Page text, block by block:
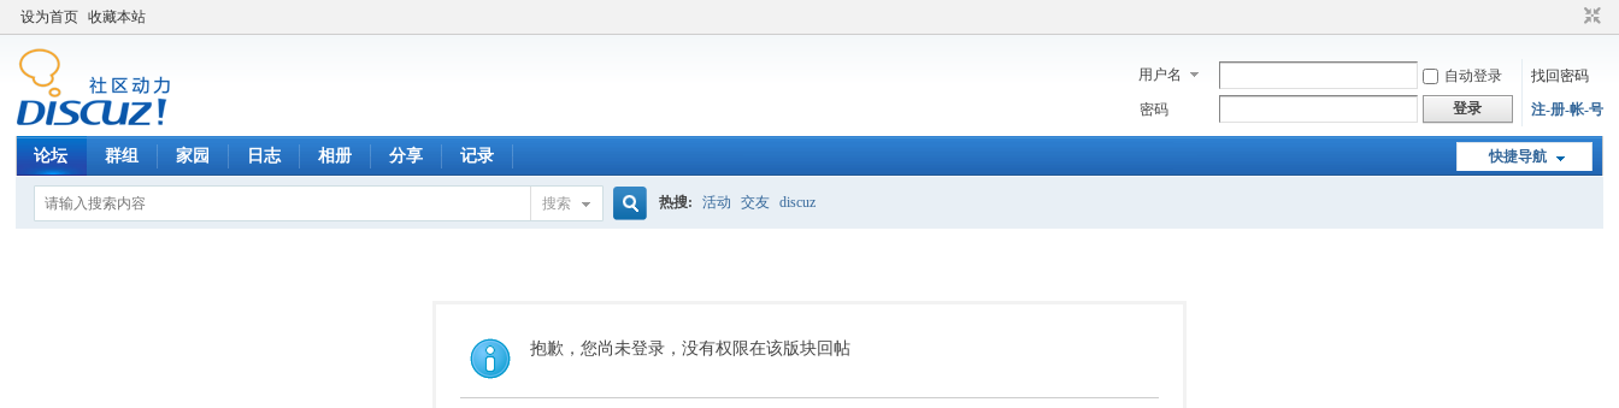
设为首页 收藏本站
用户名 自动登录
找回密码
密码
登录 注-册-帐-号
快捷导航
论坛 群组 家园 日志 相册 分享 记录
搜索
索
热搜: 活动 交友 discuz
抱歉，您尚未登录，没有权限在该版块回帖